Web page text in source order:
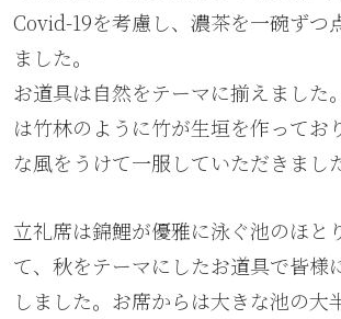
Covid-19を考慮し、濃茶を一碗ずつ
ました。
お道具は自然をテーマに揃えました
は竹林のように竹が生垣を作ってお
な風をうけて一服していただきまし
立礼席は錦鯉が優雅に泳ぐ池のほと
て、秋をテーマにしたお道具で皆様
しました。お席からは大きな池の大